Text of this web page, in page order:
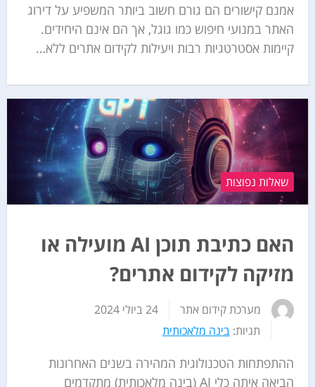
אמנם קישורים הם גורם חשוב ביותר המשפיע על דירוג
האתר במנועי חיפוש כמו גוגל, אך הם אינם היחידים.
קיימות אסטרטגיות רבות ויעילות לקידום אתרים ללא…
שאלות נפוצות
האם כתיבת תוכן AI מועילה או
מזיקה לקידום אתרים?
מערכת קידום אתר
24 ביולי 2024
תגיות: בינה מלאכותית
ההתפתחות הטכנולוגית המהירה בשנים האחרונות
הביאה איתה כלי AI (בינה מלאכותית) מתקדמים